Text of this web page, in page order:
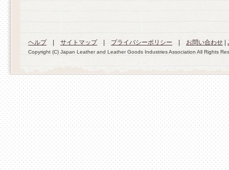
ヘルプ| サイトマップ| プライバシーポリシー お問い合わせ
Copyright (C) Japan Leather and Leather Goods Industries Association All Rights